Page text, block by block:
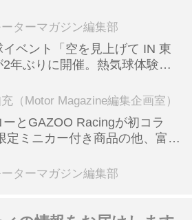
115】
ターマガジン編集部
イベント「空を見上げて IN 東
2年ぶりに開催。熱気球体験搭
ツも
（Motor Magazine編集企画室）
ーとGAZOO Racingが初コラ
定ミニカー付き商品の他、富士
企画などを展開
ターマガジン編集部